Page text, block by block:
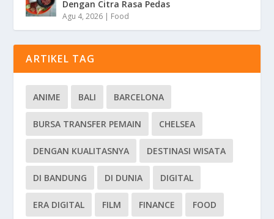
Dengan Citra Rasa Pedas
Agu 4, 2026 | Food
ARTIKEL TAG
ANIME BALI BARCELONA
BURSA TRANSFER PEMAIN CHELSEA
DENGAN KUALITASNYA DESTINASI WISATA
DI BANDUNG DI DUNIA DIGITAL
ERA DIGITAL FILM FINANCE FOOD